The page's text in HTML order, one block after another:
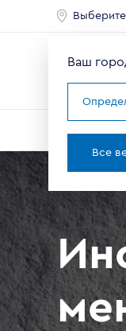
Ваш
Все